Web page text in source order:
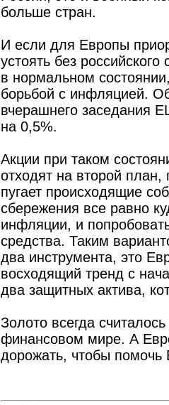
больше стран.
И если для Европы
устоять без
в нормальном
борьбой с инфляцией. Об
вчерашнего заседания
на 0,5%.
Акции при таком
отходят на второй план,
пугает происходящие
сбережения все равно
инфляции, и
средства. Таким
два инструмента, это
восходящий тренд с
два защитных актива,
Золото всегда
финансовом мире. А
дорожать, чтобы